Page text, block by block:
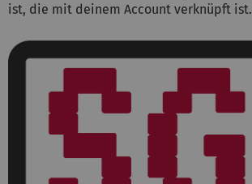
ist, die mit deinem Account verknüpft ist.